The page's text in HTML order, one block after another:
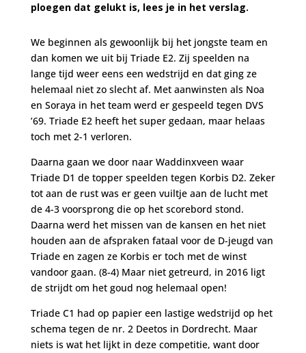
ploegen dat gelukt is, lees je in het verslag.
We beginnen als gewoonlijk bij het jongste team en
dan komen we uit bij Triade E2. Zij speelden na
lange tijd weer eens een wedstrijd en dat ging ze
helemaal niet zo slecht af. Met aanwinsten als Noa
en Soraya in het team werd er gespeeld tegen DVS
’69. Triade E2 heeft het super gedaan, maar helaas
toch met 2-1 verloren.
Daarna gaan we door naar Waddinxveen waar
Triade D1 de topper speelden tegen Korbis D2. Zeker
tot aan de rust was er geen vuiltje aan de lucht met
de 4-3 voorsprong die op het scorebord stond.
Daarna werd het missen van de kansen en het niet
houden aan de afspraken fataal voor de D-jeugd van
Triade en zagen ze Korbis er toch met de winst
vandoor gaan. (8-4) Maar niet getreurd, in 2016 ligt
de strijdt om het goud nog helemaal open!
Triade C1 had op papier een lastige wedstrijd op het
schema tegen de nr. 2 Deetos in Dordrecht. Maar
niets is wat het lijkt in deze competitie, want door